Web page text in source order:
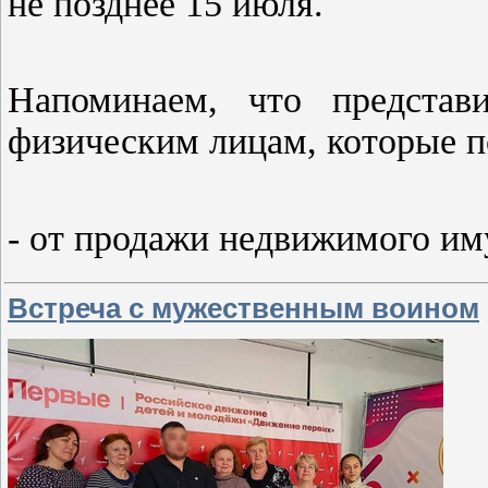
Напоминаем, что
физическим лицам, которые
- от продажи недвижимого
Встреча с мужественным воином